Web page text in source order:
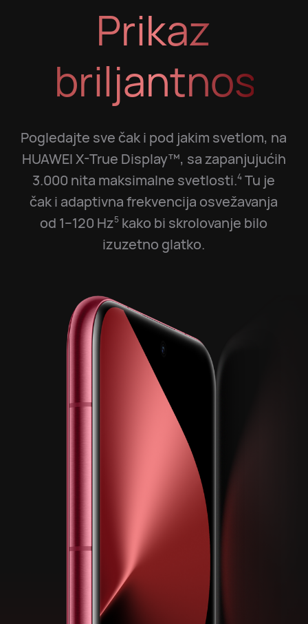
Prikaz
briljantnosti
Pogledajte sve čak i pod jakim svetlom, na
HUAWEI X-True Display™, sa zapanjujućih
3.000 nita maksimalne svetlosti.4 Tu je
čak i adaptivna frekvencija osvežavanja
od 1–120 Hz5 kako bi skrolovanje bilo
izuzetno glatko.